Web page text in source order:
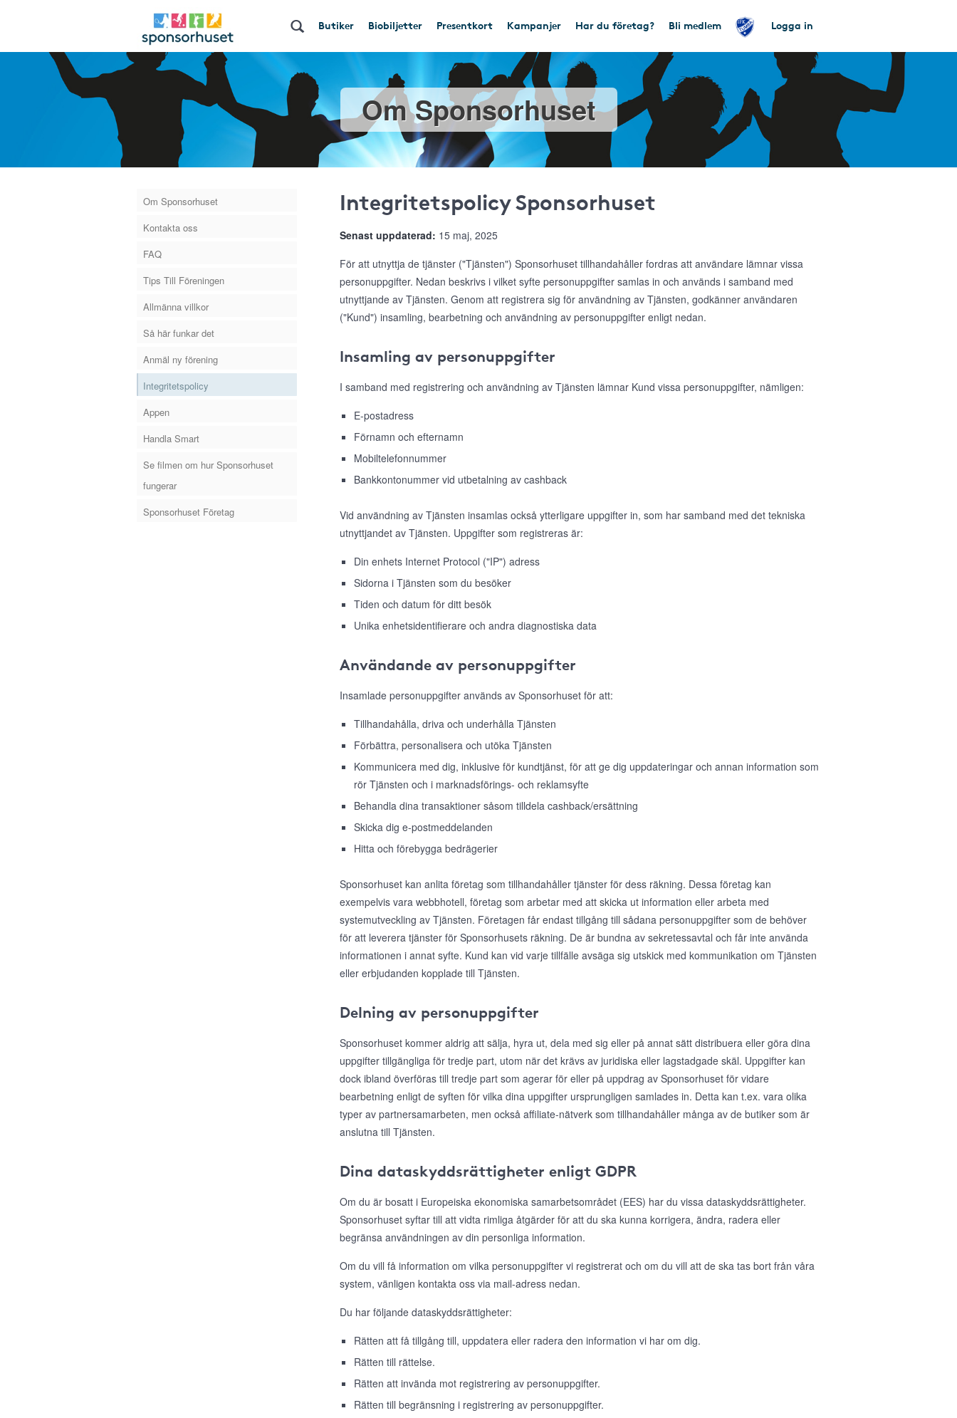
Butiker Biobiljetter Presentkort Kampanjer Har du företag? Bli medlem Logga in
Om Sponsorhuset
Om Sponsorhuset
Kontakta oss
FAQ
Tips Till Föreningen
Allmänna villkor
Så här funkar det
Anmäl ny förening
Integritetspolicy
Appen
Handla Smart
Se filmen om hur Sponsorhuset
fungerar
Sponsorhuset Företag
Integritetspolicy Sponsorhuset
Senast uppdaterad: 15 maj, 2025
För att utnyttja de tjänster ("Tjänsten") Sponsorhuset tillhandahåller fordras att användare lämnar vissa
personuppgifter. Nedan beskrivs i vilket syfte personuppgifter samlas in och används i samband med
utnyttjande av Tjänsten. Genom att registrera sig för användning av Tjänsten, godkänner användaren
("Kund") insamling, bearbetning och användning av personuppgifter enligt nedan.
Insamling av personuppgifter
I samband med registrering och användning av Tjänsten lämnar Kund vissa personuppgifter, nämligen:
E-postadress
Förnamn och efternamn
Mobiltelefonnummer
Bankkontonummer vid utbetalning av cashback
Vid användning av Tjänsten insamlas också ytterligare uppgifter in, som har samband med det tekniska
utnyttjandet av Tjänsten. Uppgifter som registreras är:
Din enhets Internet Protocol ("IP") adress
Sidorna i Tjänsten som du besöker
Tiden och datum för ditt besök
Unika enhetsidentifierare och andra diagnostiska data
Användande av personuppgifter
Insamlade personuppgifter används av Sponsorhuset för att:
Tillhandahålla, driva och underhålla Tjänsten
Förbättra, personalisera och utöka Tjänsten
Kommunicera med dig, inklusive för kundtjänst, för att ge dig uppdateringar och annan information som
rör Tjänsten och i marknadsförings- och reklamsyfte
Behandla dina transaktioner såsom tilldela cashback/ersättning
Skicka dig e-postmeddelanden
Hitta och förebygga bedrägerier
Sponsorhuset kan anlita företag som tillhandahåller tjänster för dess räkning. Dessa företag kan
exempelvis vara webbhotell, företag som arbetar med att skicka ut information eller arbeta med
systemutveckling av Tjänsten. Företagen får endast tillgång till sådana personuppgifter som de behöver
för att leverera tjänster för Sponsorhusets räkning. De är bundna av sekretessavtal och får inte använda
informationen i annat syfte. Kund kan vid varje tillfälle avsäga sig utskick med kommunikation om Tjänsten
eller erbjudanden kopplade till Tjänsten.
Delning av personuppgifter
Sponsorhuset kommer aldrig att sälja, hyra ut, dela med sig eller på annat sätt distribuera eller göra dina
uppgifter tillgängliga för tredje part, utom när det krävs av juridiska eller lagstadgade skäl. Uppgifter kan
dock ibland överföras till tredje part som agerar för eller på uppdrag av Sponsorhuset för vidare
bearbetning enligt de syften för vilka dina uppgifter ursprungligen samlades in. Detta kan t.ex. vara olika
typer av partnersamarbeten, men också affiliate-nätverk som tillhandahåller många av de butiker som är
anslutna till Tjänsten.
Dina dataskyddsrättigheter enligt GDPR
Om du är bosatt i Europeiska ekonomiska samarbetsområdet (EES) har du vissa dataskyddsrättigheter.
Sponsorhuset syftar till att vidta rimliga åtgärder för att du ska kunna korrigera, ändra, radera eller
begränsa användningen av din personliga information.
Om du vill få information om vilka personuppgifter vi registrerat och om du vill att de ska tas bort från våra
system, vänligen kontakta oss via mail-adress nedan.
Du har följande dataskyddsrättigheter:
Rätten att få tillgång till, uppdatera eller radera den information vi har om dig.
Rätten till rättelse.
Rätten att invända mot registrering av personuppgifter.
Rätten till begränsning i registrering av personuppgifter.